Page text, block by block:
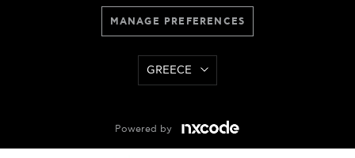
MANAGE PREFERENCES
GREECE
Powered by